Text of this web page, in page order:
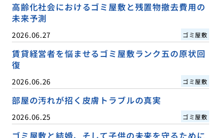
高齢化社会におけるゴミ屋敷と残置物撤去費用の
未来予測
2026.06.27 ゴミ屋敷
賃貸経営者を悩ませるゴミ屋敷ランク五の原状回
復
2026.06.26 ゴミ屋敷
部屋の汚れが招く皮膚トラブルの真実
2026.06.25 ゴミ屋敷
ゴミ屋敷と結婚、そして子供の未来を守るために